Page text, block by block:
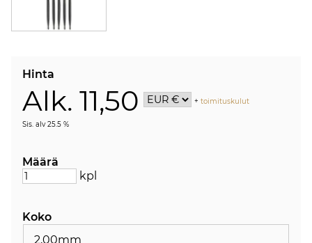
Hinta
Alk. 11,50 +toimituskulut
Sis. alv 25.5 %
Määrä
kpl
Koko
2,00mm